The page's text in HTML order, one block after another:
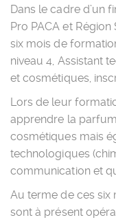
Dans le cadre d’un
Pro PACA et
six mois de
niveau 4, Assistant
et cosmétiques,
Lors de leur
apprendre la
cosmétiques mais
technologiques
communication et
Au terme de ces six
sont à présent